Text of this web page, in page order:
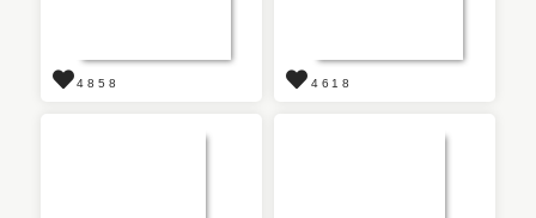
4858 4618